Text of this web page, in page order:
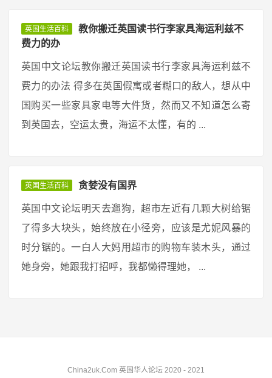
英国生活百科
教你搬迁英国读书行李家具海运利兹不
费力的办
英国中文论坛教你搬迁英国读书行李家具海运利兹不
费力的办法 得多在英国假寓或者糊口的敌人，想从中
国购买一些家具家电等大件货，然而又不知道怎么寄
到英国去，空运太贵，海运不太懂，有的 ...
英国生活百科 贪婪没有国界
英国中文论坛明天去遛狗，超市左近有几颗大树给锯
了得多大块头，始终放在小径旁，应该是尤妮风暴的
时分锯的。一白人大妈用超市的购物车装木头，通过
她身旁，她跟我打招呼，我都懒得理她， ...
China2uk.Com 英国华人论坛 2020 - 2021